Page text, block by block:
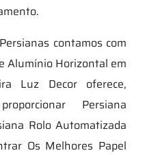
contamos com
Alumínio Horizontal em
Luz Decor oferece,
Persiana
Rolo Automatizada
Os Melhores Papel